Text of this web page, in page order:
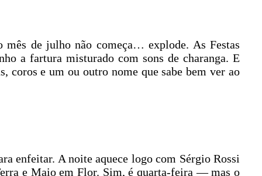
de julho não começa… explode. As Festas
a fartura misturado com sons de charanga. E
coros e um ou outro nome que sabe bem ver ao
enfeitar. A noite aquece logo com Sérgio Rossi
e Maio em Flor. Sim, é quarta-feira — mas o